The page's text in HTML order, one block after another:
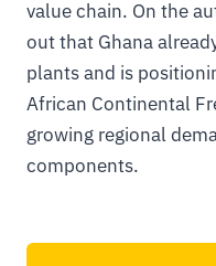
value chain. On the
out that Ghana
plants and is
African Continental
growing regional
components.